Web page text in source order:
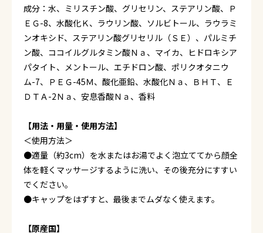
成分：水、ミリスチン酸、グリセリン、ステアリン酸、Ｐ
ＥＧ-8、水酸化Ｋ、ラウリン酸、ソルビトール、ラウラミ
ンオキシド、ステアリン酸グリセリル（ＳＥ）、パルミチ
ン酸、ココイルグルタミン酸Ｎａ、マイカ、ヒドロキシア
パタイト、メントール、エチドロン酸、ポリクオタニウ
ム-7、ＰＥＧ-45Ｍ、酸化亜鉛、水酸化Ｎａ、ＢＨＴ、Ｅ
ＤＴＡ-2Ｎａ、安息香酸Ｎａ、香料
【用法・用量・使用方法】
＜使用方法＞
●適量（約3cm）を水またはお湯でよく泡立ててから顔全
体を軽くマッサージするように洗い、その後充分にすすい
でください。
●キャップをはずすと、最後までムダなく使えます。
【原産国】